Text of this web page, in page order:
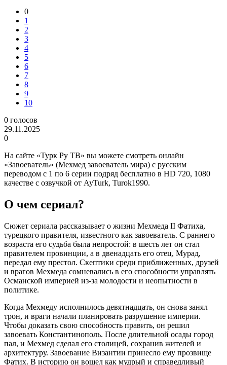
0
1
2
3
4
5
6
7
8
9
10
0 голосов
29.11.2025
0
На сайте «Турк Ру ТВ» вы можете смотреть онлайн
«Завоеватель» (Мехмед завоеватель мира) с русским
переводом с 1 по 6 серии подряд бесплатно в HD 720, 1080
качестве с озвучкой от AyTurk, Turok1990.
О чем сериал?
Сюжет сериала рассказывает о жизни Мехмеда II Фатиха,
турецкого правителя, известного как завоеватель. С раннего
возраста его судьба была непростой: в шесть лет он стал
правителем провинции, а в двенадцать его отец, Мурад,
передал ему престол. Скептики среди приближенных, друзей
и врагов Мехмеда сомневались в его способности управлять
Османской империей из-за молодости и неопытности в
политике.
Когда Мехмеду исполнилось девятнадцать, он снова занял
трон, и враги начали планировать разрушение империи.
Чтобы доказать свою способность править, он решил
завоевать Константинополь. После длительной осады город
пал, и Мехмед сделал его столицей, сохранив жителей и
архитектуру. Завоевание Византии принесло ему прозвище
Фатих. В историю он вошел как мудрый и справедливый